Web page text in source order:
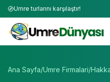
Umre turlarını karşılaştır!
Ana Sayfa/Umre Firmalari/